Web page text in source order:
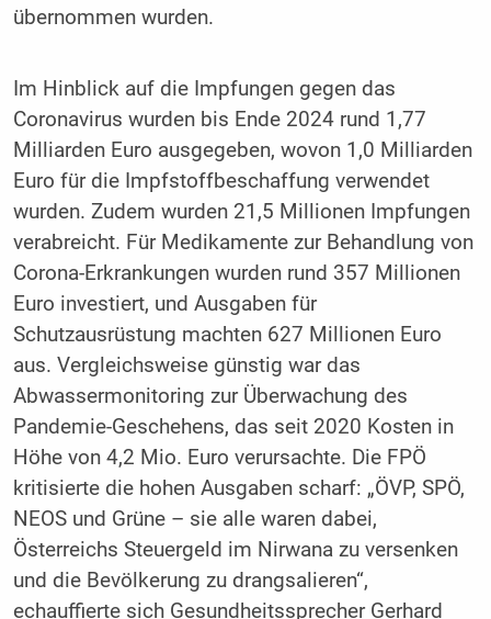
übernommen wurden.
Im Hinblick auf die Impfungen gegen das
Coronavirus wurden bis Ende 2024 rund 1,77
Milliarden Euro ausgegeben, wovon 1,0 Milliarden
Euro für die Impfstoffbeschaffung verwendet
wurden. Zudem wurden 21,5 Millionen Impfungen
verabreicht. Für Medikamente zur Behandlung von
Corona-Erkrankungen wurden rund 357 Millionen
Euro investiert, und Ausgaben für
Schutzausrüstung machten 627 Millionen Euro
aus. Vergleichsweise günstig war das
Abwassermonitoring zur Überwachung des
Pandemie-Geschehens, das seit 2020 Kosten in
Höhe von 4,2 Mio. Euro verursachte. Die FPÖ
kritisierte die hohen Ausgaben scharf: „ÖVP, SPÖ,
NEOS und Grüne – sie alle waren dabei,
Österreichs Steuergeld im Nirwana zu versenken
und die Bevölkerung zu drangsalieren“,
echauffierte sich Gesundheitssprecher Gerhard